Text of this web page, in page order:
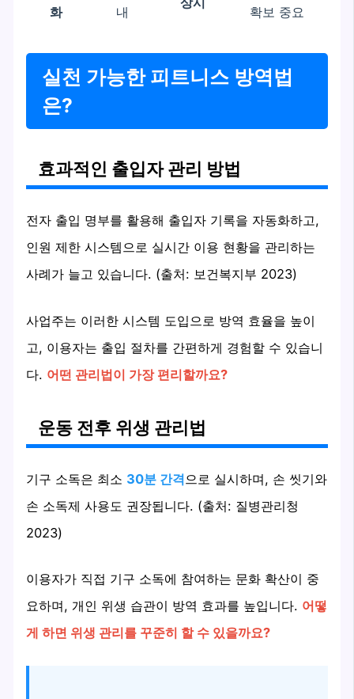
화
내
확보 중요
실천 가능한 피트니스 방역법
은?
효과적인 출입자 관리 방법
전자 출입 명부를 활용해 출입자 기록을 자동화하고,
인원 제한 시스템으로 실시간 이용 현황을 관리하는
사례가 늘고 있습니다. (출처: 보건복지부 2023)
사업주는 이러한 시스템 도입으로 방역 효율을 높이
고, 이용자는 출입 절차를 간편하게 경험할 수 있습니
다. 어떤 관리법이 가장 편리할까요?
운동 전후 위생 관리법
기구 소독은 최소 30분 간격으로 실시하며, 손 씻기와
손 소독제 사용도 권장됩니다. (출처: 질병관리청
2023)
이용자가 직접 기구 소독에 참여하는 문화 확산이 중
요하며, 개인 위생 습관이 방역 효과를 높입니다. 어떻
게 하면 위생 관리를 꾸준히 할 수 있을까요?